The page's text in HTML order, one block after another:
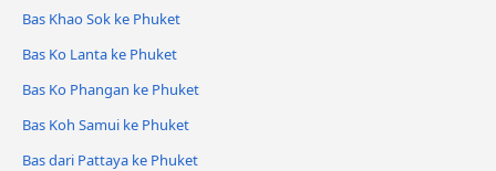
Bas Khao Sok ke Phuket
Bas Ko Lanta ke Phuket
Bas Ko Phangan ke Phuket
Bas Koh Samui ke Phuket
Bas dari Pattaya ke Phuket